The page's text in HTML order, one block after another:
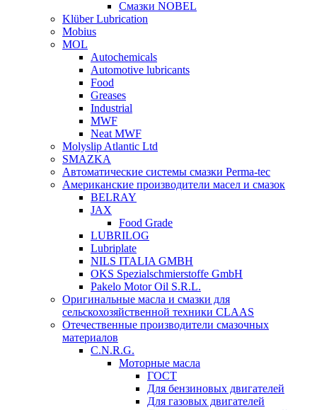
Смазки NOBEL
Klüber Lubrication
Mobius
MOL
Autochemicals
Automotive lubricants
Food
Greases
Industrial
MWF
Neat MWF
Molyslip Atlantic Ltd
SMAZKA
Автоматические системы смазки Perma-tec
Американские производители масел и смазок
BELRAY
JAX
Food Grade
LUBRILOG
Lubriplate
NILS ITALIA GMBH
OKS Spezialschmierstoffe GmbH
Pakelo Motor Oil S.R.L.
Оригинальные масла и смазки для
сельскохозяйственной техники CLAAS
Отечественные производители смазочных
материалов
C.N.R.G.
Моторные масла
ГОСТ
Для бензиновых двигателей
Для газовых двигателей